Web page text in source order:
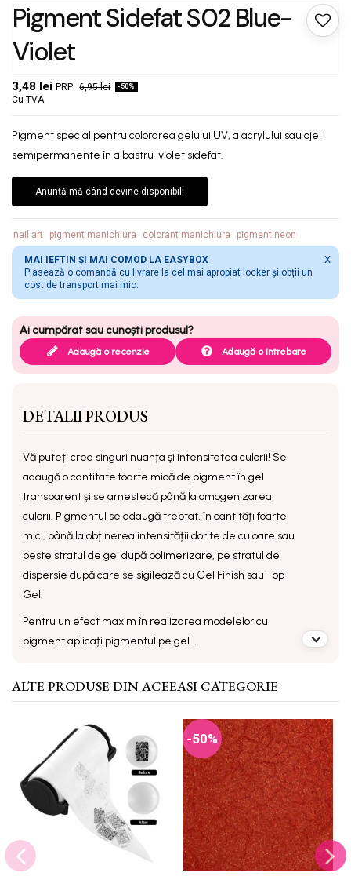
Pigment Sidefat S02 Blue-
Violet
3,48 lei 6,95 lei -50%
Cu TVA
Pigment special pentru colorarea gelului UV, a acrylului sau ojei
semipermanente în albastru-violet sidefat.
Anunță-mă când devine disponibil!
nail art pigment manichiura colorant manichiura pigment neon
MAI IEFTIN ȘI MAI COMOD LA EASYBOX
Plasează o comandă cu livrare la cel mai apropiat locker și obții un
cost de transport mai mic.
X
Adaugă o recenzie Adaugă o întrebare
DETALII PRODUS
Vă puteţi crea singuri nuanţa şi intensitatea culorii! Se
adaugă o cantitate foarte mică de pigment în gel
transparent și se amestecă până la omogenizarea
culorii. Pigmentul se adaugă treptat, în cantități foarte
mici, până la obținerea intensității dorite de culoare sau
peste stratul de gel după polimerizare, pe stratul de
dispersie după care se sigilează cu Gel Finish sau Top
Gel.
Pentru un efect maxim în realizarea modelelor cu
pigment aplicați pigmentul pe gel...
ALTE PRODUSE DIN ACEEASI CATEGORIE
-50%